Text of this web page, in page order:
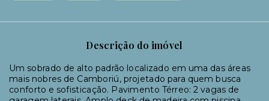
Descrição do imóvel
Um sobrado de alto padrão localizado em uma das áreas
mais nobres de Camboriú, projetado para quem busca
conforto e sofisticação. Pavimento Térreo: 2 vagas de